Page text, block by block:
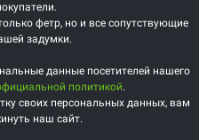
фетр, но и все сопутствующие
задумки.
данные посетителей нашего
политикой.
своих персональных данных, вам
наш сайт.